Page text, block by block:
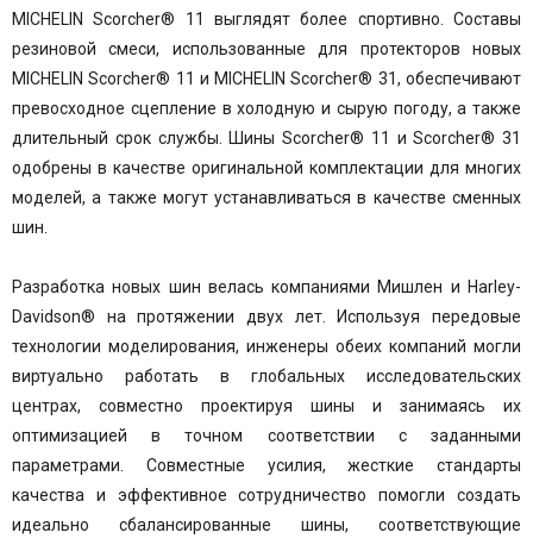
MICHELIN Scorcher® 11 выглядят более спортивно. Составы
резиновой смеси, использованные для протекторов новых
MICHELIN Scorcher® 11 и MICHELIN Scorcher® 31, обеспечивают
превосходное сцепление в холодную и сырую погоду, а также
длительный срок службы. Шины Scorcher® 11 и Scorcher® 31
одобрены в качестве оригинальной комплектации для многих
моделей, а также могут устанавливаться в качестве сменных
шин.
Разработка новых шин велась компаниями Мишлен и Harley-
Davidson® на протяжении двух лет. Используя передовые
технологии моделирования, инженеры обеих компаний могли
виртуально работать в глобальных исследовательских
центрах, совместно проектируя шины и занимаясь их
оптимизацией в точном соответствии с заданными
параметрами. Совместные усилия, жесткие стандарты
качества и эффективное сотрудничество помогли создать
идеально сбалансированные шины, соответствующие